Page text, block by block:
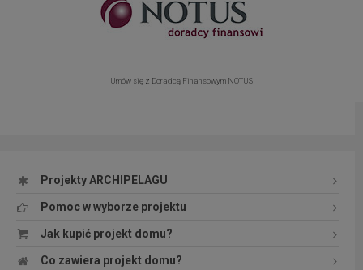
Umów się z Doradcą Finansowym NOTUS
Projekty ARCHIPELAGU
Pomoc w wyborze projektu
Jak kupić projekt domu?
Co zawiera projekt domu?